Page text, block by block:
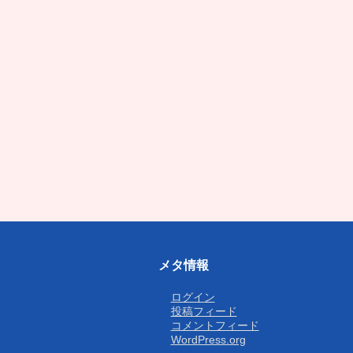
メタ情報
ログイン
投稿フィード
コメントフィード
WordPress.org